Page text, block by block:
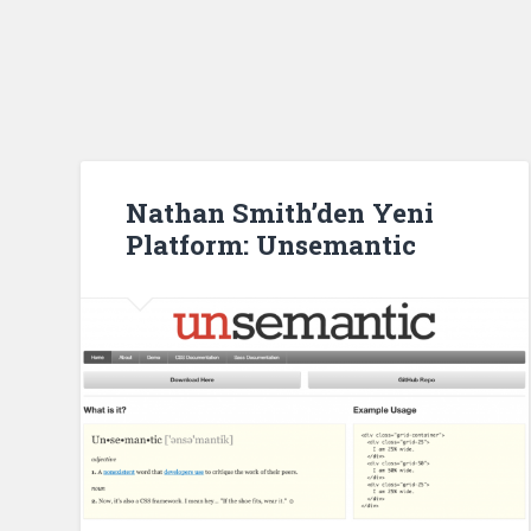
Nathan Smith’den Yeni
Platform: Unsemantic